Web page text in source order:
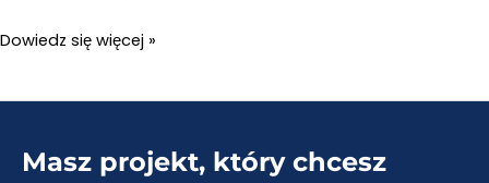
10
motywów
Dowiedz się więcej »
Masz projekt, który chcesz